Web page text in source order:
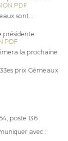
PDF
sont...
présidente
PDF
la prochaine
prix Gémeaux
poste 136
avec :